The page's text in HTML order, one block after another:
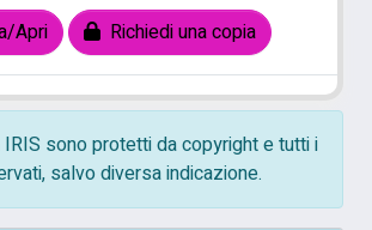
Apri
Richiedi una copia
sono protetti da copyright e tutti i
salvo diversa indicazione.